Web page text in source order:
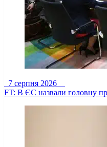
7 серпня 2026
FT: В ЄС назвали головну